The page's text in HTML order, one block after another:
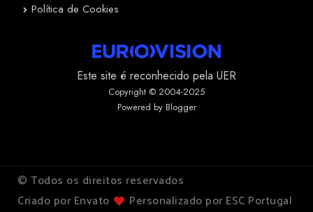
Política de Cookies
Este site é reconhecido pela UER
Copyright © 2004-2025
Powered by Blogger
© Todos os direitos reservados
Criado por Envato
Personalizado por ESC Portugal